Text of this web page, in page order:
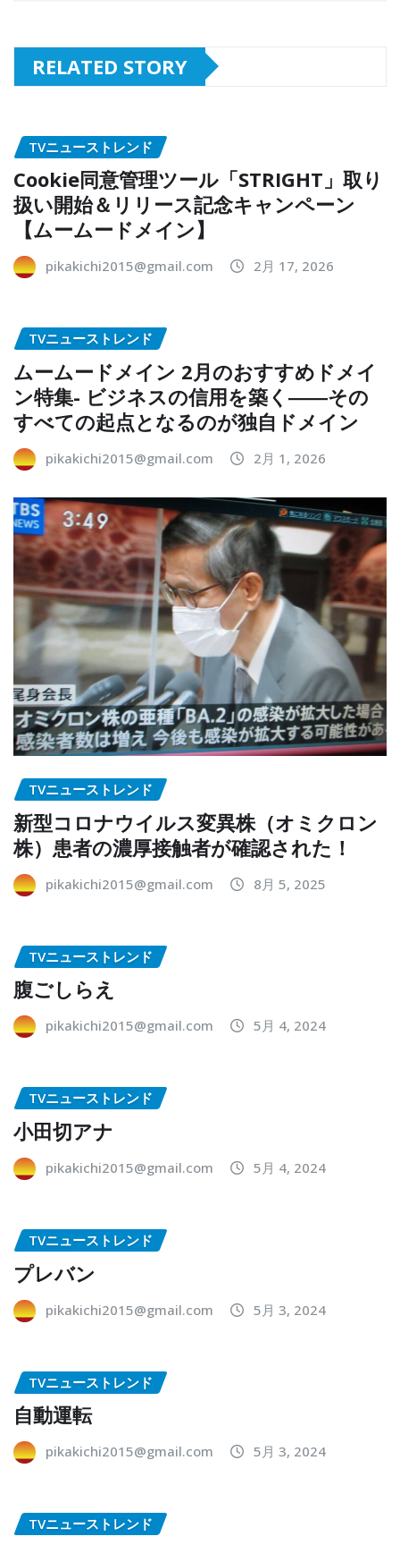
RELATED STORY
TVニューストレンド
Cookie同意管理ツール「STRIGHT」取り
扱い開始＆リリース記念キャンペーン
【ムームードメイン】
pikakichi2015@gmail.com 2月 17, 2026
TVニューストレンド
ムームードメイン 2月のおすすめドメイ
ン特集- ビジネスの信用を築く――その
すべての起点となるのが独自ドメイン
pikakichi2015@gmail.com 2月 1, 2026
TVニューストレンド
新型コロナウイルス変異株（オミクロン
株）患者の濃厚接触者が確認された！
pikakichi2015@gmail.com 8月 5, 2025
TVニューストレンド
腹ごしらえ
pikakichi2015@gmail.com 5月 4, 2024
TVニューストレンド
小田切アナ
pikakichi2015@gmail.com 5月 4, 2024
TVニューストレンド
プレバン
pikakichi2015@gmail.com 5月 3, 2024
TVニューストレンド
自動運転
pikakichi2015@gmail.com 5月 3, 2024
TVニューストレンド